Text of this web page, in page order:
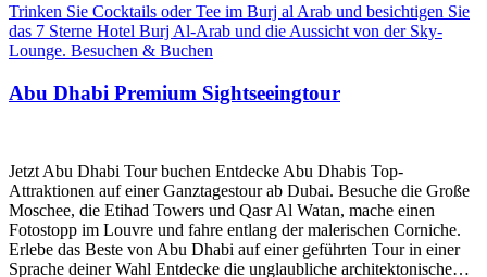
Trinken Sie Cocktails oder Tee im Burj al Arab und besichtigen Sie
das 7 Sterne Hotel Burj Al-Arab und die Aussicht von der Sky-
Lounge. Besuchen & Buchen
Abu Dhabi Premium Sightseeingtour
Jetzt Abu Dhabi Tour buchen Entdecke Abu Dhabis Top-
Attraktionen auf einer Ganztagestour ab Dubai. Besuche die Große
Moschee, die Etihad Towers und Qasr Al Watan, mache einen
Fotostopp im Louvre und fahre entlang der malerischen Corniche.
Erlebe das Beste von Abu Dhabi auf einer geführten Tour in einer
Sprache deiner Wahl Entdecke die unglaubliche architektonische…